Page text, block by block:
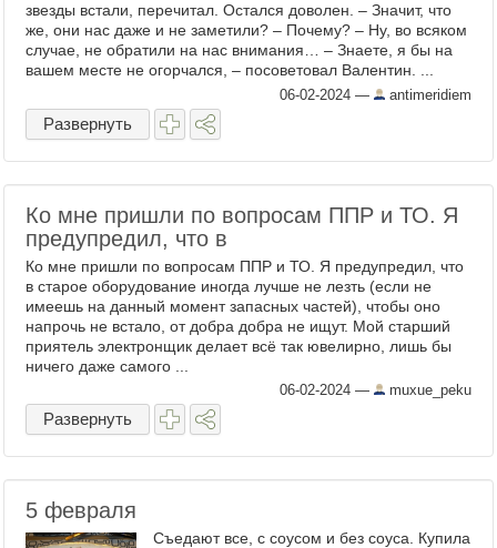
звезды встали, перечитал. Остался доволен. – Значит, что
же, они нас даже и не заметили? – Почему? – Ну, во всяком
случае, не обратили на нас внимания… – Знаете, я бы на
вашем месте не огорчался, – посоветовал Валентин. ...
06-02-2024 — antimeridiem
Развернуть
Ко мне пришли по вопросам ППР и ТО. Я
предупредил, что в
Ко мне пришли по вопросам ППР и ТО. Я предупредил, что
в старое оборудование иногда лучше не лезть (если не
имеешь на данный момент запасных частей), чтобы оно
напрочь не встало, от добра добра не ищут. Мой старший
приятель электронщик делает всё так ювелирно, лишь бы
ничего даже самого ...
06-02-2024 — muxue_peku
Развернуть
5 февраля
Съедают все, с соусом и без соуса. Купила